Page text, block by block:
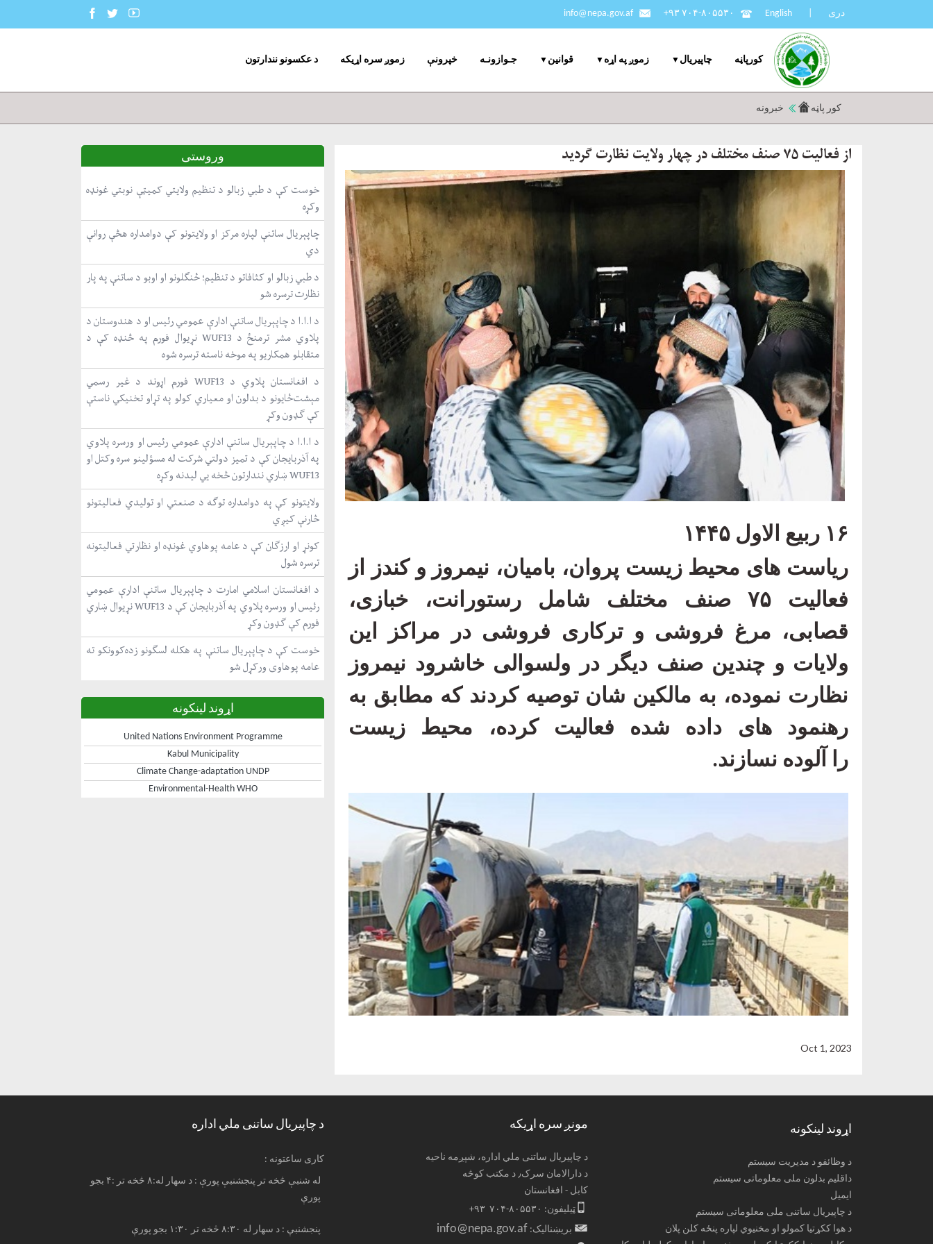
info@nepa.gov.af +۹۳ ۷۰۴-۸۰۵۵۳۰ English دری
د عکسونو نندارتون زموږ سره اړیکه خپرونې جـوازونـه قوانین زموږ په اړه چاپيریال کورپاڼه
خبرونه کور پاڼه
وروستی
خوست کې د طبي زبالو د تنظیم ولایتي کمیټې نوبتي غونډه
وکړه
چاپېریال ساتنې لپاره مرکز او ولایتونو کې دوامداره هڅې روانې
دي
د طبي زبالو او کثافاتو د تنظیم؛ ځنګلونو او اوبو د ساتنې په پار
نظارت ترسره شو
د ا.ا.ا د چاپېریال ساتنې ادارې عمومي رئیس او د هندوستان د
پلاوي مشر ترمنځ د WUF13 نړیوال فورم په څنډه کې د
متقابلو همکاریو په موخه ناسته ترسره شوه
د افغانستان پلاوي د WUF13 فورم اړوند د غیر رسمي
مېشت‌ځایونو د بدلون او معیاري کولو په تړاو تخنیکي ناستې
کې ګډون وکړ
د ا.ا.ا د چاپېریال ساتنې ادارې عمومي رئیس او ورسره پلاوي
په آذربایجان کې د تمیز دولتي شرکت له مسؤلینو سره وکتل او
WUF13 ښاري نندارتون څخه یي لیدنه وکړه
ولایتونو کې په دوامداره توګه د صنعتي او تولیدي فعالیتونو
څارنې کیږي
کونړ او ارزګان کې د عامه پوهاوي غونډه او نظارتي فعالیتونه
ترسره شول
د افغانستان اسلامي امارت د چاپېریال ساتنې ادارې عمومي
رئیس او ورسره پلاوي په آذربایجان کې د WUF13 نړیوال ښاري
فورم کې ګډون وکړ
خوست کې د چاپېریال ساتنې په هکله لسګونو زده‌کوونکو ته
عامه پوهاوی ورکړل شو
اړوند لینکونه
United Nations Environment Programme
Kabul Municipality
Climate Change-adaptation UNDP
Environmental-Health WHO
از فعالیت ۷۵ صنف مختلف در چهار ولایت نظارت گردید
۱۶ ربیع الاول ۱۴۴۵
ریاست های محیط زیست پروان، بامیان، نیمروز و کندز از
فعالیت ۷۵ صنف مختلف شامل رستورانت، خبازی،
قصابی، مرغ فروشی و ترکاری فروشی در مراکز این
ولایات و چندین صنف دیگر در ولسوالی خاشرود نیمروز
نظارت نموده، به مالکین شان توصیه کردند که مطابق به
رهنمود های داده شده فعالیت کرده، محیط زیست
را آلوده نسازند.
Oct 1, 2023
د چاپیریال ساتنی ملي اداره
: کاری ساعتونه
له شنبې څخه تر پنجشنبې پورې : د سهار له:۸ څخه تر :۴ بجو
پورې
پنجشنبې : د سهار له ۸:۳۰ څخه تر ۱:۳۰ بجو پورې
مونږ سره اړیکه
د چاپیریال ساتنی ملي اداره، شپږمه ناحیه
د دارالامان سرک٫ د مکتب کوڅه
کابل - افغانستان
ټیلیفون: ۸۰۵۵۳۰-۷۰۴ ۹۳+
بریښنالیک: info@nepa.gov.af
اړوند لینکونه
د وظائفو د مدیریت سیستم
داقلیم بدلون ملی معلوماتی سیستم
ایمیل
د چاپیریال ساتنی ملی معلوماتی سیستم
د هوا ککړتیا کمولو او مخنیوي لپاره پنځه کلن پلان